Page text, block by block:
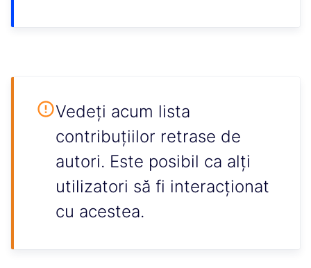
Vedeți acum lista
contribuțiilor retrase de
autori. Este posibil ca alți
utilizatori să fi interacționat
cu acestea.